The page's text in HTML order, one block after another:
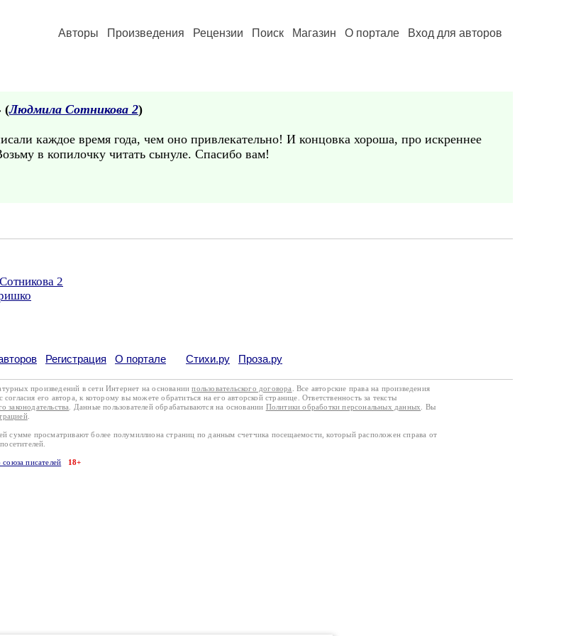
Авторы Произведения Рецензии Поиск Магазин О портале Вход для авторов
(Людмила Сотникова 2)
каждое время года, чем оно привлекательно! И концовка хороша, про искреннее
в копилочку читать сынуле. Спасибо вам!
2
Регистрация О портале Стихи.ру Проза.ру
произведений в сети Интернет на основаниипользовательского договора
. Все авторские права на произведения
согласия его автора, к которому вы можете обратиться на его авторской странице. Ответственность за тексты
законодательства . Данные пользователей обрабатываются на основании Политики обработки персональных данных
. Вы
.
сумме просматривают более полумиллиона страниц по данным счетчика посещаемости, который расположен справа от
союза писателей 18+